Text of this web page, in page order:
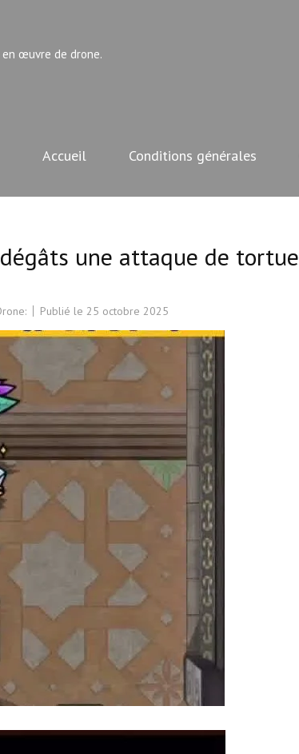
œuvre de drone.
Accueil Conditions générales
une attaque de tortue
Publié le 25 octobre 2025